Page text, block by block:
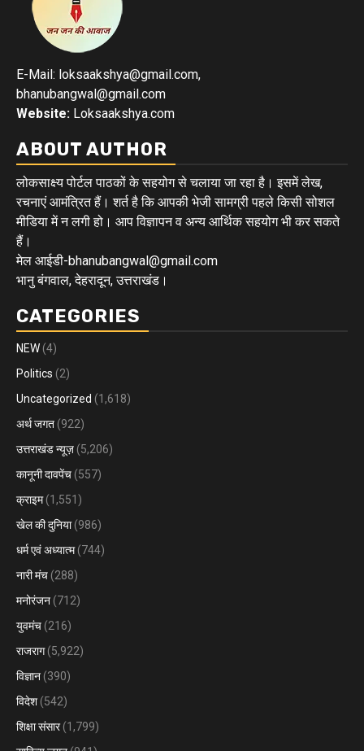
E-Mail: loksaakshya@gmail.com,
bhanubangwal@gmail.com
Website: Loksaakshya.com
ABOUT AUTHOR
लोकसाक्ष्य पोर्टल पाठकों के सहयोग से चलाया जा रहा है। इसमें लेख,
रचनाएं आमंत्रित हैं। शर्त है कि आपकी भेजी सामग्री पहले किसी सोशल
मीडिया में न लगी हो। आप विज्ञापन व अन्य आर्थिक सहयोग भी कर सकते
हैं।
मेल आईडी-bhanubangwal@gmail.com
भानु बंगवाल, देहरादून, उत्तराखंड।
CATEGORIES
NEW (4)
Politics (2)
Uncategorized (1,618)
अर्थ जगत (922)
उत्तराखंड न्यूज़ (5,206)
कानूनी दावपेंच (557)
क्राइम(1,551)
खेल की दुनिया(986)
धर्म एवं अध्यात्म(744)
नारी मंच (288)
मनोरंजन (712)
युवमंच (216)
राजराग(5,922)
विज्ञान (390)
विदेश (542)
शिक्षा संसार(1,799)